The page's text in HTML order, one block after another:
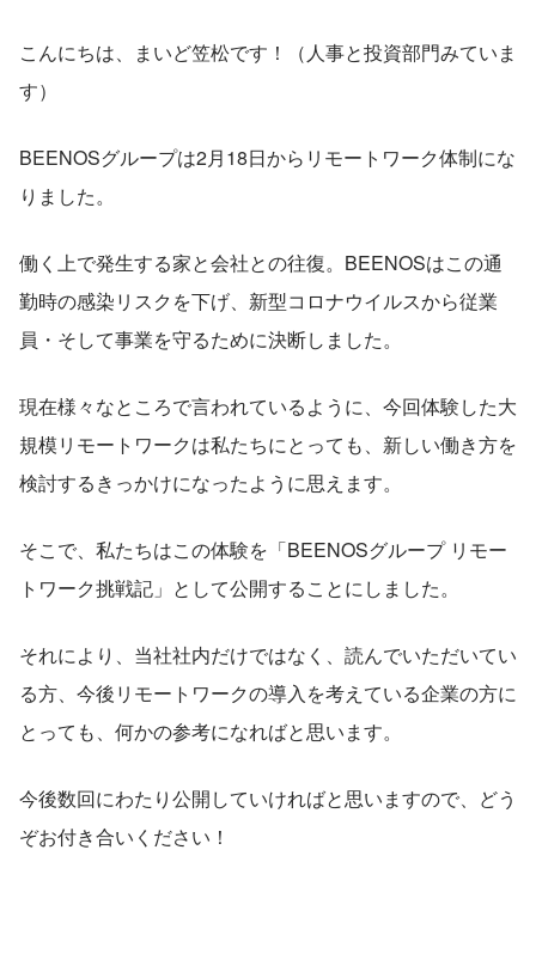
こんにちは、まいど笠松です！（人事と投資部門みていま
す）
BEENOSグループは2月18日からリモートワーク体制にな
りました。
働く上で発生する家と会社との往復。BEENOSはこの通
勤時の感染リスクを下げ、新型コロナウイルスから従業
員・そして事業を守るために決断しました。
現在様々なところで言われているように、今回体験した大
規模リモートワークは私たちにとっても、新しい働き方を
検討するきっかけになったように思えます。
そこで、私たちはこの体験を「BEENOSグループ リモー
トワーク挑戦記」として公開することにしました。
それにより、当社社内だけではなく、読んでいただいてい
る方、今後リモートワークの導入を考えている企業の方に
とっても、何かの参考になればと思います。
今後数回にわたり公開していければと思いますので、どう
ぞお付き合いください！